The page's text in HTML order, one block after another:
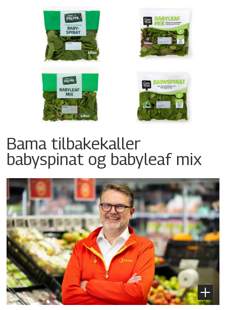
Bama tilbakekaller
babyspinat og babyleaf mix